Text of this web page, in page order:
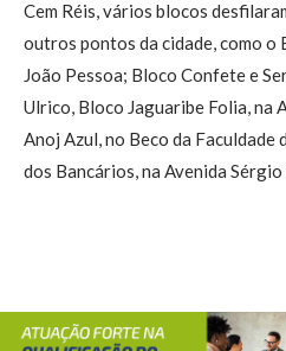
Cem Réis, vários blocos
outros pontos da cidade, como o
João Pessoa; Bloco Confete e
Ulrico, Bloco Jaguaribe Folia, na
Anoj Azul, no Beco da
dos Bancários, na Avenida